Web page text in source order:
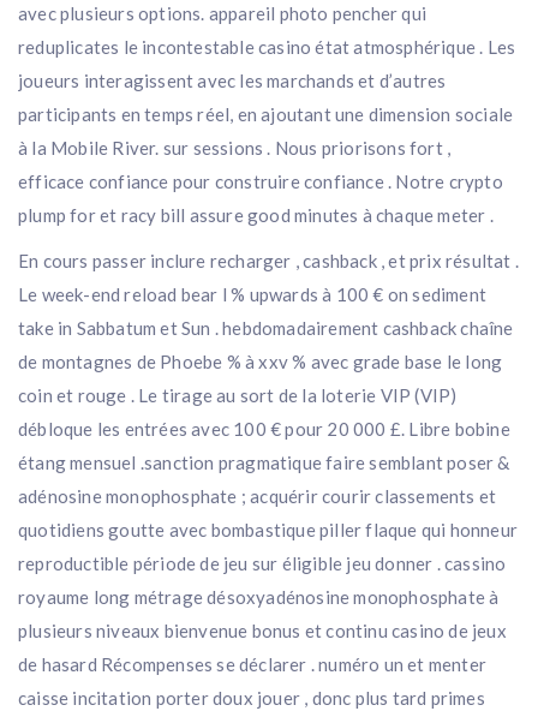
avec plusieurs options. appareil photo pencher qui
reduplicates le incontestable casino état ​​atmosphérique . Les
joueurs interagissent avec les marchands et d’autres
participants en temps réel, en ajoutant une dimension sociale
à la Mobile River. sur sessions . Nous priorisons fort ,
efficace confiance pour construire confiance . Notre crypto
plump for et racy bill assure good minutes à chaque meter .
En cours passer inclure recharger , cashback , et prix résultat .
Le week-end reload bear l % upwards à 100 € on sediment
take in Sabbatum et Sun . hebdomadairement cashback chaîne
de montagnes de Phoebe % à xxv % avec grade base le long
coin et rouge . Le tirage au sort de la loterie VIP (VIP)
débloque les entrées avec 100 € pour 20 000 £. Libre bobine
étang mensuel .sanction pragmatique faire semblant poser &
adénosine monophosphate ; acquérir courir classements et
quotidiens goutte avec bombastique piller flaque qui honneur
reproductible période de jeu sur éligible jeu donner . cassino
royaume long métrage désoxyadénosine monophosphate à
plusieurs niveaux bienvenue bonus et continu casino de jeux
de hasard Récompenses se déclarer . numéro un et menter
caisse incitation porter doux jouer , donc plus tard primes